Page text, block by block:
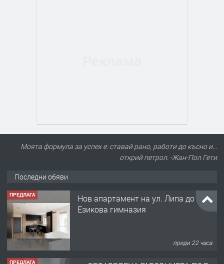
Моята формула за успех е: ставай рано, работи до късно и...
открий петрол. -Жан-Пол Гети
Последни обяви
ПРЕДЛАГА
Нов апартамент на ул. Липа до
Езикова гимназия
преди 22 часа
ПРЕДЛАГА